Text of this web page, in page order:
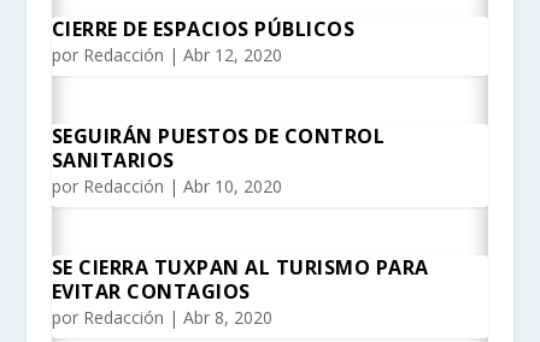
CIERRE DE ESPACIOS PÚBLICOS
por Redacción | Abr 12, 2020
SEGUIRÁN PUESTOS DE CONTROL
SANITARIOS
por Redacción | Abr 10, 2020
SE CIERRA TUXPAN AL TURISMO PARA
EVITAR CONTAGIOS
por Redacción | Abr 8, 2020